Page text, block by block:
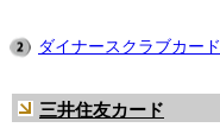
ダイナースクラブカード
三井住友カード